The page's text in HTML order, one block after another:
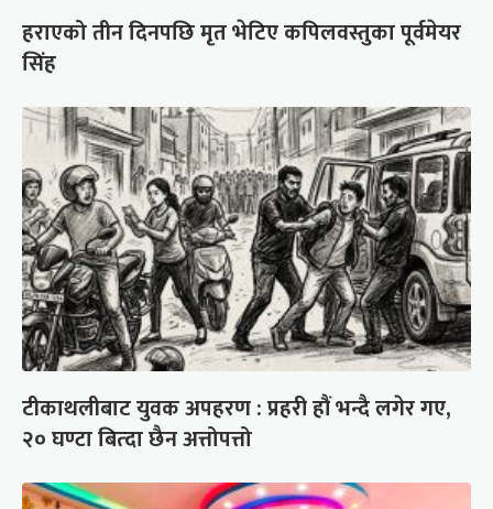
हराएको तीन दिनपछि मृत भेटिए कपिलवस्तुका पूर्वमेयर
सिंह
टीकाथलीबाट युवक अपहरण : प्रहरी हौं भन्दै लगेर गए,
२० घण्टा बित्दा छैन अत्तोपत्तो